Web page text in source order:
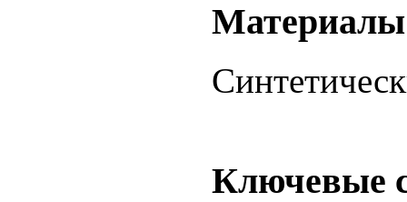
Материалы
Ключевые